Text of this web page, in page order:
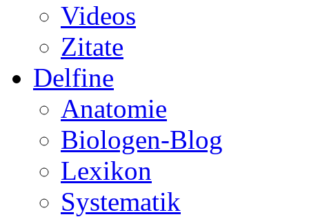
Videos
Zitate
Delfine
Anatomie
Biologen-Blog
Lexikon
Systematik